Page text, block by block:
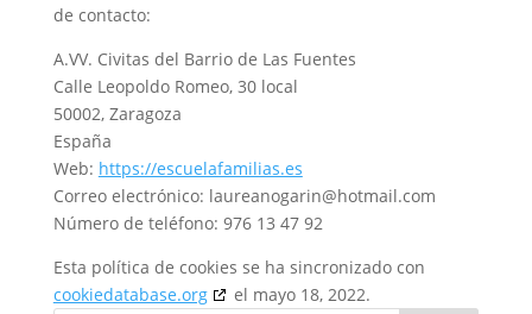
de contacto:
A.VV. Civitas del Barrio de Las Fuentes
Calle Leopoldo Romeo, 30 local
50002, Zaragoza
España
Web: https://escuelafamilias.es
Correo electrónico: laureanogarin@hotmail.com
Número de teléfono: 976 13 47 92
Esta política de cookies se ha sincronizado con
cookiedatabase.org
el mayo 18, 2022.